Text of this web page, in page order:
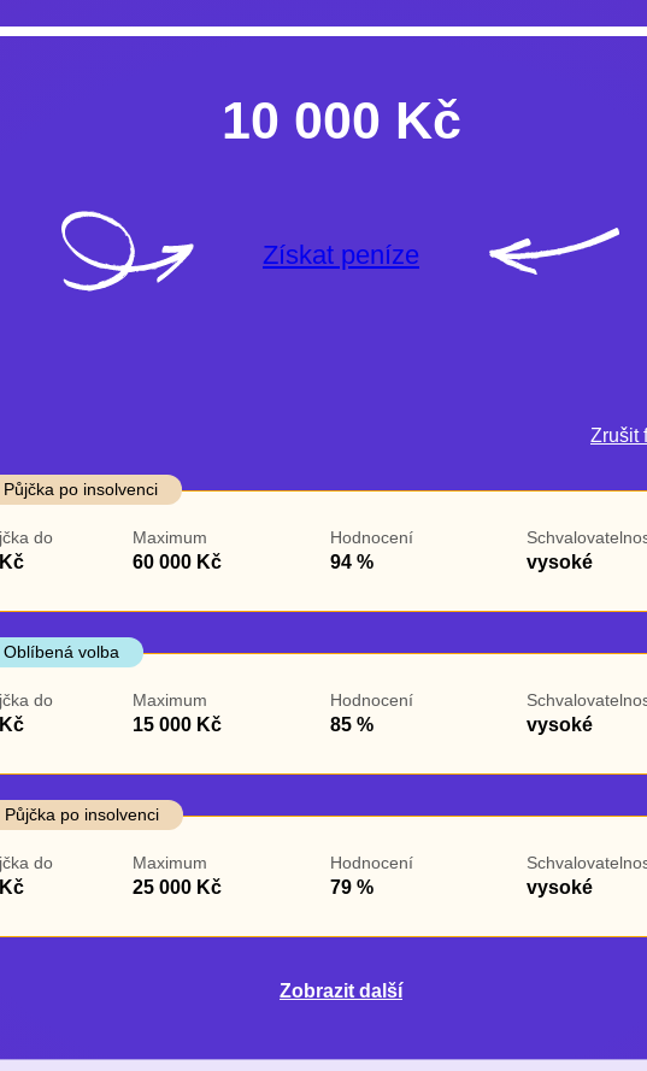
10 000 Kč
Získat peníze
Zrušit
zdarma
Půjčka po insolvenci
do Maximum
60 000 Kč
Hodnocení
94 % vysoké
Oblíbená volba
do Maximum
15 000 Kč
Hodnocení
85 % vysoké
Půjčka po insolvenci
do Maximum
25 000 Kč
Hodnocení
79 % vysoké
Zobrazit další